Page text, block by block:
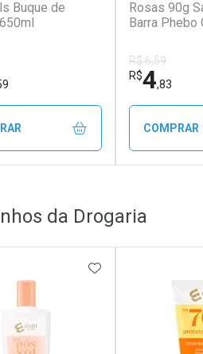
Buque de
Rosas 90g
Barra Phebo
R$ 6,59
R$4,83
COMPRAR
Por
da Drogaria
ADICIONAR AOS